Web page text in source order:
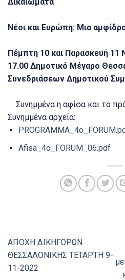
Nέοι και Ευρώπη: Μια
Πέμπτη 10 και Παρασκευή 11
17.00 Δημοτικό Μέγαρο
Συνεδριάσεων Δημοτικού
Συνημμένα η αφίσα και το
Συνημμένα αρχεία:
Afisa_4o_FORUM_06.pdf
ΑΠΟΧΗ ΔΙΚΗΓΟΡΩΝ
ΘΕΣΣΑΛΟΝΙΚΗΣ ΤΕΤΑΡΤΗ 9-
11-2022